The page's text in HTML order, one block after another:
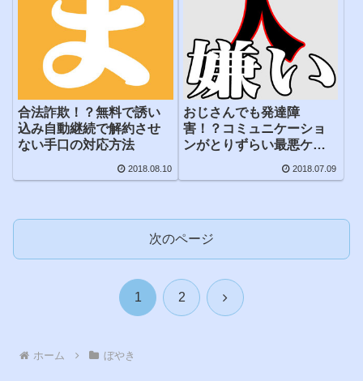
合法詐欺！？無料で誘い
込み自動継続で解約させ
ない手口の対応方法
2018.08.10
おじさんでも発達障
害！？コミュニケーショ
ンがとりずらい最悪ケン
2018.07.09
次のページ
1 2 次
ホーム ぼやき